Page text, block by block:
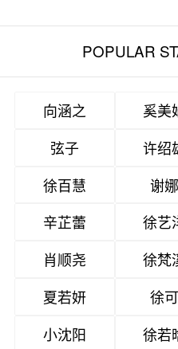
POPULAR
向涵之 奚美
弦子
许绍
徐百慧
谢娜
辛芷蕾
徐艺
肖顺尧
徐梵
夏若妍
徐可
小沈阳
徐若